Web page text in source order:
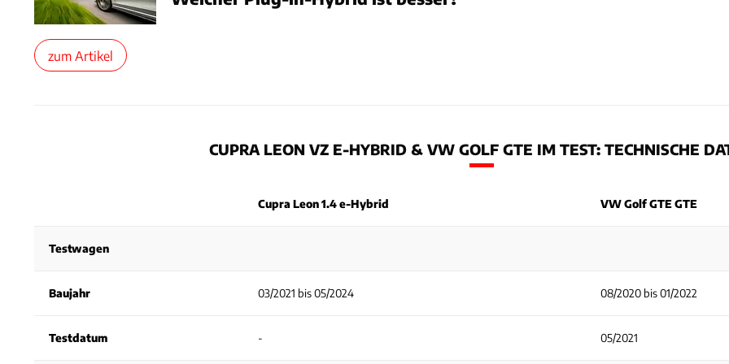
zum Artikel
CUPRA LEON VZ E-HYBRID & VW GOLF GTE IM TEST: TECHNISCHE
Cupra Leon 1.4 e-Hybrid VW Golf GTE GTE
Testwagen
Baujahr 03/2021 bis 05/2024 08/2020 bis 01/2022
Testdatum - 05/2021